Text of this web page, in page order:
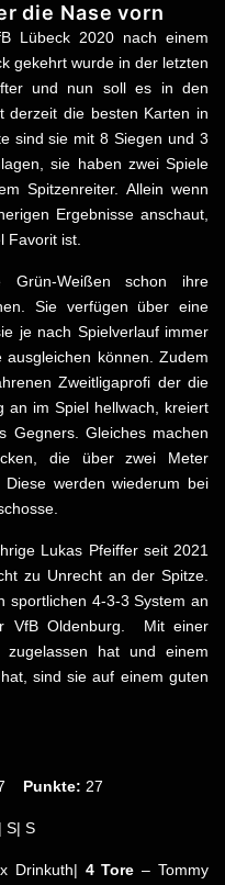
die Nase vorn
Lübeck 2020 nach einem
gekehrt wurde in der letzten
und nun soll es in den
derzeit die besten Karten in
sind sie mit 8 Siegen und 3
sie haben zwei Spiele
Spitzenreiter. Allein wenn
Ergebnisse anschaut,
Favorit ist.
Weißen schon ihre
Sie verfügen über eine
je nach Spielverlauf immer
können. Zudem
Zweitligaprofi der die
an im Spiel hellwach, kreiert
Gegners. Gleiches machen
die über zwei Meter
werden wiederum bei
Lukas Pfeiffer seit 2021
zu Unrecht an der Spitze.
sportlichen 4-3-3 System an
VfB Oldenburg. Mit einer
hat und einem
sind sie auf einem guten
Punkte: 27
S| S
Drinkuth| 4 Tore – Tommy